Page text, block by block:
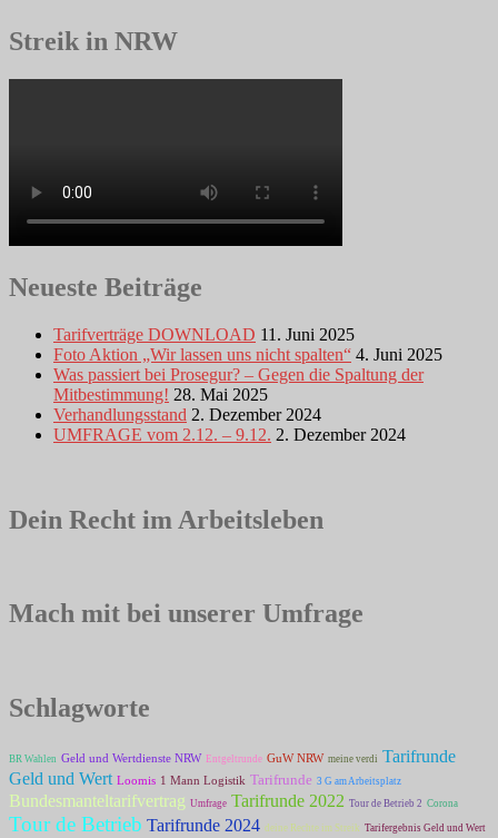
Streik in NRW
Neueste Beiträge
Tarifverträge DOWNLOAD 11. Juni 2025
Foto Aktion „Wir lassen uns nicht spalten“ 4. Juni 2025
Was passiert bei Prosegur? – Gegen die Spaltung der
Mitbestimmung! 28. Mai 2025
Verhandlungsstand 2. Dezember 2024
UMFRAGE vom 2.12. – 9.12. 2. Dezember 2024
Dein Recht im Arbeitsleben
Mach mit bei unserer Umfrage
Schlagworte
BR Wahlen Geld und Wertdienste NRW Entgeltrunde GuW NRW meine verdi Tarifrunde
Geld und Wert Loomis 1 Mann Logistik Tarifrunde 3 G am Arbeitsplatz
Bundesmanteltarifvertrag Umfrage Tarifrunde 2022 Tour de Betrieb 2 Corona
Tour de Betrieb Tarifrunde 2024 deine Rechte im Streik Tarifergebnis Geld und Wert